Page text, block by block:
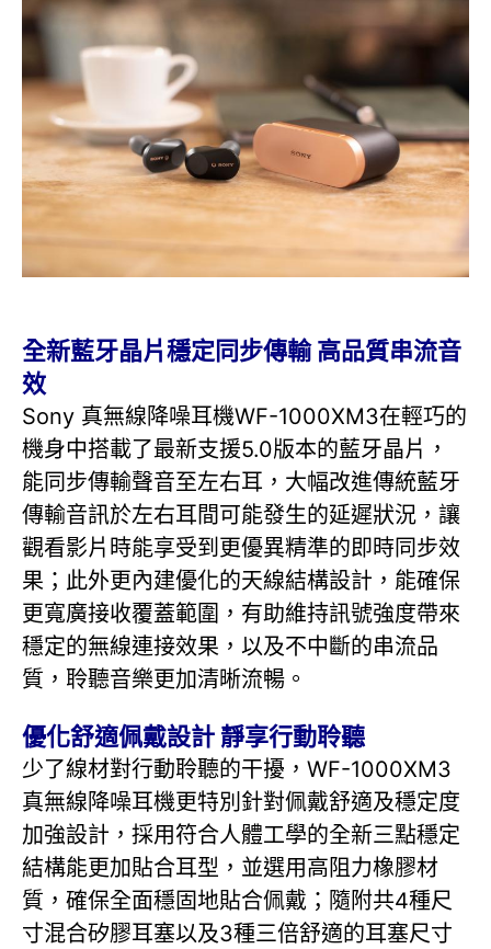
全新藍牙晶片穩定同步傳輸 高品質串流音
效
Sony 真無線降噪耳機WF-1000XM3在輕巧的
機身中搭載了最新支援5.0版本的藍牙晶片，
能同步傳輸聲音至左右耳，大幅改進傳統藍牙
傳輸音訊於左右耳間可能發生的延遲狀況，讓
觀看影片時能享受到更優異精準的即時同步效
果；此外更內建優化的天線結構設計，能確保
更寬廣接收覆蓋範圍，有助維持訊號強度帶來
穩定的無線連接效果，以及不中斷的串流品
質，聆聽音樂更加清晰流暢。
優化舒適佩戴設計 靜享行動聆聽
少了線材對行動聆聽的干擾，WF-1000XM3
真無線降噪耳機更特別針對佩戴舒適及穩定度
加強設計，採用符合人體工學的全新三點穩定
結構能更加貼合耳型，並選用高阻力橡膠材
質，確保全面穩固地貼合佩戴；隨附共4種尺
寸混合矽膠耳塞以及3種三倍舒適的耳塞尺寸